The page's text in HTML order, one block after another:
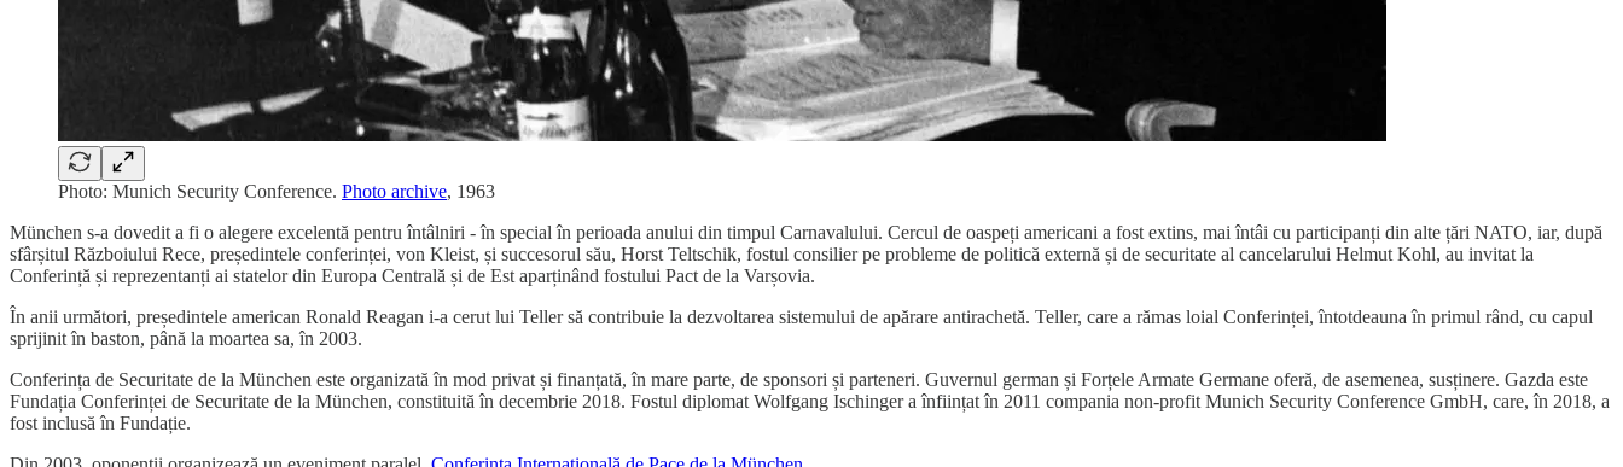
Photo: Munich Security Conference. Photo archive, 1963
München s-a dovedit a fi o alegere excelentă pentru întâlniri - în special în perioada anului din timpul Carnavalului. Cercul de oaspeți americani a fost extins, mai întâi cu participanți din alte țări NATO, iar, după
sfârșitul Războiului Rece, președintele conferinței, von Kleist, și succesorul său, Horst Teltschik, fostul consilier pe probleme de politică externă și de securitate al cancelarului Helmut Kohl, au invitat la
Conferință și reprezentanți ai statelor din Europa Centrală și de Est aparținând fostului Pact de la Varșovia.
În anii următori, președintele american Ronald Reagan i-a cerut lui Teller să contribuie la dezvoltarea sistemului de apărare antirachetă. Teller, care a rămas loial Conferinței, întotdeauna în primul rând, cu capul
sprijinit în baston, până la moartea sa, în 2003.
Conferința de Securitate de la München este organizată în mod privat și finanțată, în mare parte, de sponsori și parteneri. Guvernul german și Forțele Armate Germane oferă, de asemenea, susținere. Gazda este
Fundația Conferinței de Securitate de la München, constituită în decembrie 2018. Fostul diplomat Wolfgang Ischinger a înființat în 2011 compania non-profit Munich Security Conference GmbH, care, în 2018, a
fost inclusă în Fundație.